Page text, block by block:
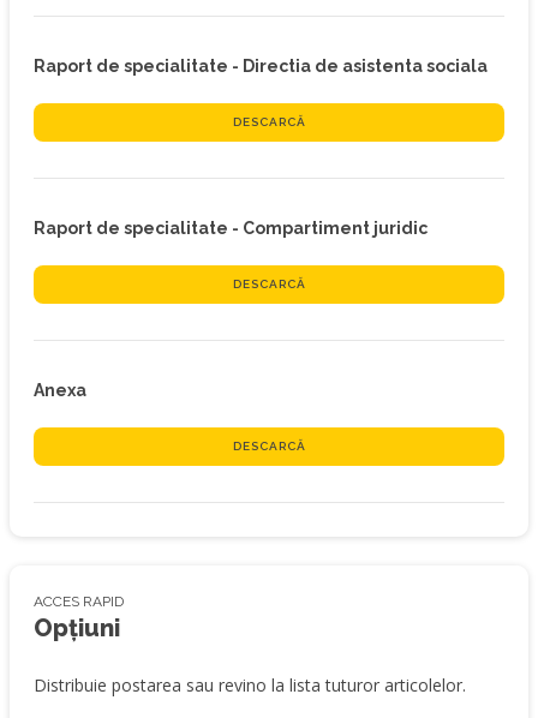
Raport de specialitate - Directia de asistenta sociala
DESCARCĂ
Raport de specialitate - Compartiment juridic
DESCARCĂ
Anexa
DESCARCĂ
ACCES RAPID
Opțiuni
Distribuie postarea sau revino la lista tuturor articolelor.